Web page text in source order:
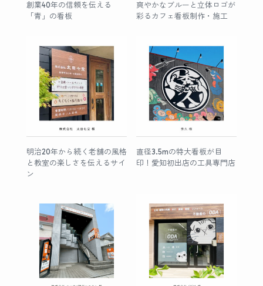
創業40年の信頼を伝える
「青」の看板
爽やかなブルーと立体ロゴが
彩るカフェ看板制作・施工
明治20年から続く老舗の風格
と教室の楽しさを伝えるサイ
ン
直径3.5mの特大看板が目
印！愛知初出店の工具専門店